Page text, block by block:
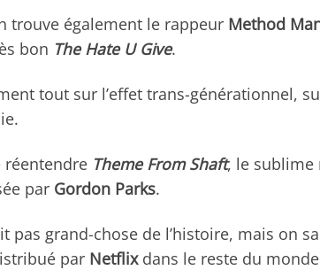
trouve également le rappeur Method
bon The Hate U Give.
tout sur l’effet trans-générationnel,
réentendre Theme From Shaft, le sublime
par Gordon Parks.
pas grand-chose de l’histoire, mais on
par Netflixdans le reste du